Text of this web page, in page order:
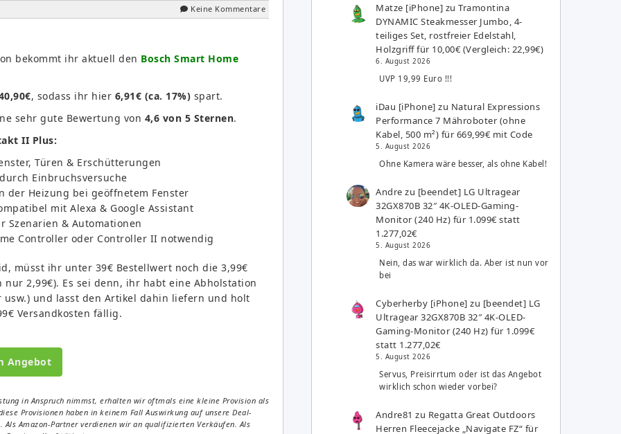
Keine Kommentare
bekommt ihr aktuell den Bosch Smart Home
, sodass ihr hier 6,91€ (ca. 17%) spart.
sehr gute Bewertung von 4,6 von 5 Sternen.
II Plus:
Türen & Erschütterungen
Einbruchsversuche
der Heizung bei geöffnetem Fenster
mit Alexa & Google Assistant
& Automationen
Controller oder Controller II notwendig
müsst ihr unter 39€ Bestellwert noch die 3,99€
2,99€). Es sei denn, ihr habt eine Abholstation
usw.) und lasst den Artikel dahin liefern und holt
Versandkosten fällig.
Angebot
in Anspruch nimmst, erhalten wir oftmals eine kleine Provision als
Provisionen haben in keinem Fall Auswirkung auf unsere Deal-
Amazon-Partner verdienen wir an qualifizierten Verkäufen. Als
Matze [iPhone] zuTramontina
DYNAMIC Steakmesser Jumbo, 4-
teiliges Set, rostfreier Edelstahl,
Holzgriff für 10,00€ (Vergleich: 22,99€)
6. August 2026
UVP 19,99 Euro !!!
iDau [iPhone] zu Natural Expressions
Performance 7 Mähroboter (ohne
Kabel, 500 m²) für 669,99€ mit Code
5. August 2026
Ohne Kamera wäre besser, als ohne Kabel!
Andre zu [beendet] LG Ultragear
32GX870B 32″ 4K-OLED-Gaming-
Monitor (240 Hz) für 1.099€ statt
1.277,02€
5. August 2026
Nein, das war wirklich da. Aber ist nun vor
bei
Cyberherby [iPhone] zu [beendet] LG
Ultragear 32GX870B 32″ 4K-OLED-
Gaming-Monitor (240 Hz) für 1.099€
statt 1.277,02€
5. August 2026
Servus, Preisirrtum oder ist das Angebot
wirklich schon wieder vorbei?
Andre81 zu Regatta Great Outdoors
Herren Fleecejacke „Navigate FZ“ für